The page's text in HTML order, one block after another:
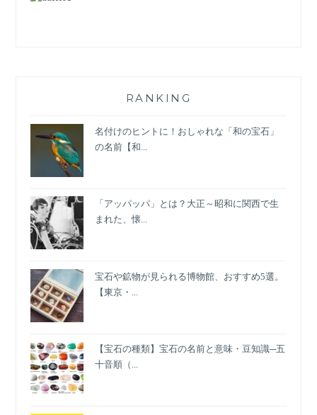
ト
ン
の
目！
RANKING
名付けのヒントに！おしゃれな「和の宝石」
の名前【和...
「アッパッパ」とは？大正～昭和に関西で生
まれた、懐...
宝石や鉱物が見られる博物館、おすすめ5選。
【東京・...
【宝石の種類】宝石の名前と意味・豆知識─五
十音順（...